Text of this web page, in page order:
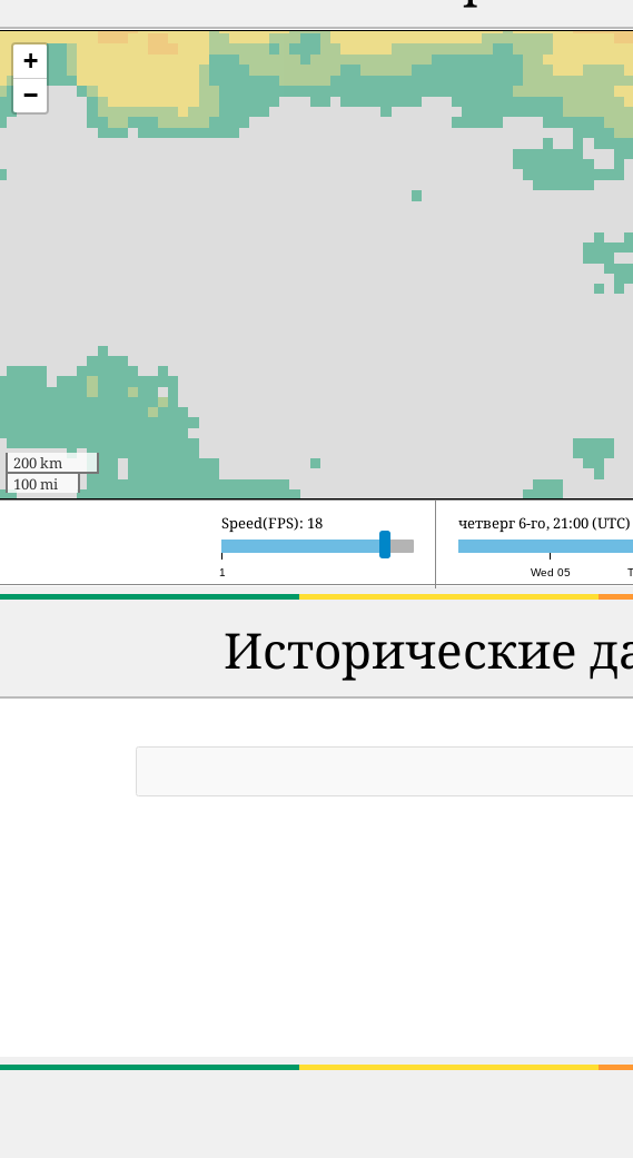
+
−
200 km
100 mi
1
Speed(FPS): 18
Wed 05
пятница 7-го, 19:00 (UTC)
Исторические